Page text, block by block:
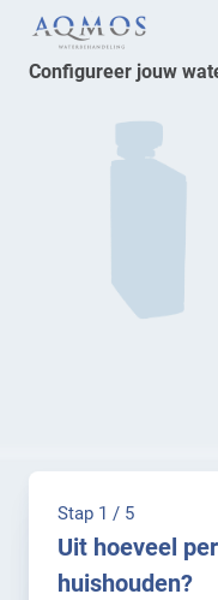
Configureer jouw
Uit hoeveel
huishouden?
Stap 1 / 5